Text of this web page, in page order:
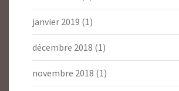
janvier 2019 (1)
décembre 2018 (1)
novembre 2018 (1)